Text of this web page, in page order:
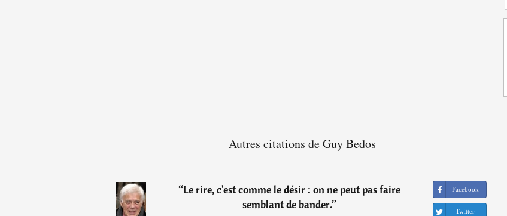
Autres citations de Guy Bedos
“Le rire, c'est comme le désir : on ne peut pas faire
semblant de bander.”
Facebook
Twitter